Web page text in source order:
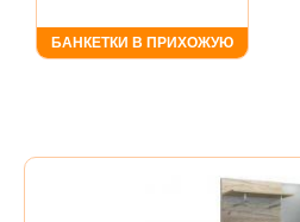
БАНКЕТКИ В ПРИХОЖУЮ